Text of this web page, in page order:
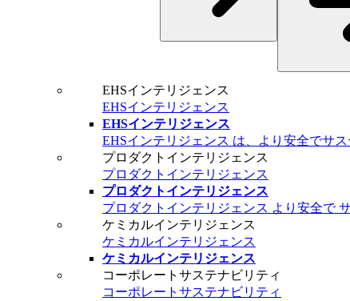
EHSインテリジェンス
EHSインテリジェンス
EHSインテリジェンス
EHSインテリジェンス は、より安全でサ
プロダクトインテリジェンス
プロダクトインテリジェンス
プロダクトインテリジェンス
プロダクトインテリジェンス より安全で
ケミカルインテリジェンス
ケミカルインテリジェンス
ケミカルインテリジェンス
コーポレートサステナビリティ
コーポレートサステナビリティ